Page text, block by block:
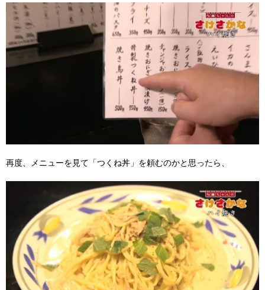
再度、メニューを見て「つくね丼」を頼むのかと思ったら、